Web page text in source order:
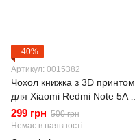
−40%
Артикул: 0015382
Чохол книжка з 3D принтом
для Xiaomi Redmi Note 5A з
екошкіри із підставкою та
магнитом чорна gd2
299 грн 500 грн
Немає в наявності